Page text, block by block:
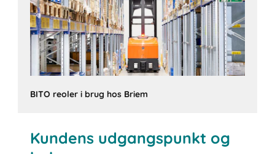
BITO reoler i brug hos Briem
Kundens udgangspunkt og